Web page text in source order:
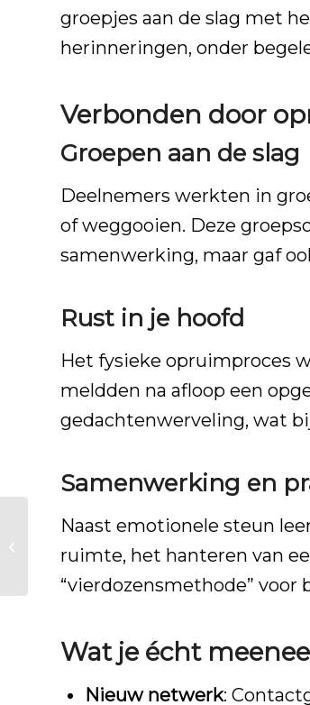
groepjes aan de slag met
herinneringen, onder
Verbonden door
Groepen aan de slag
Deelnemers werkten in
of weggooien. Deze
samenwerking, maar gaf
Rust in je hoofd
Het fysieke opruimproces
meldden na afloop een
gedachtenwerveling, wat
Samenwerking en
Naast emotionele steun
ruimte, het hanteren van
“vierdozensmethode” voor
Wat je écht
Nieuw netwerk:
Vrijwilligersbijeenkomst
Training Geweldloze
Communicatie